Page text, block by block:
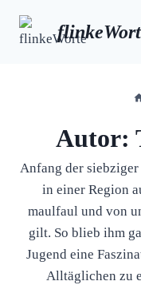
Inhalt
Autor:
Anfang der
in einer Region
maulfaul und von
gilt. So blieb ihm
Jugend eine
Alltäglichen zu